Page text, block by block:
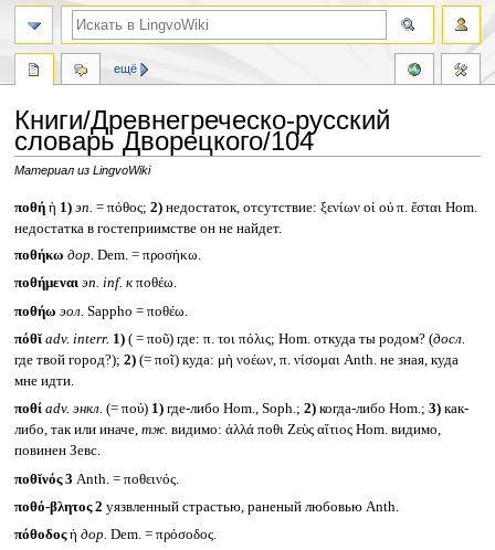
Книги/Древнегреческо-русский
словарь Дворецкого/104
Материал из LingvoWiki
Перейти
к
навигации
Перейти
к
поиску
ποθή ἡ 1) эп. = πόθος; 2)недостаток, отсутствие: ξενίων οἱ οὐ π. ἔσται Hom.
недостатка в гостеприимстве он не найдет.
ποθήκω дор. Dem. = προσήκω.
ποθήμεναι эп. inf. кποθέω.
ποθήω эол. Sappho = ποθέω.
πόθῐ adv. interr. 1)( = ποῦ) где: π. τοι πόλις; Hom. откуда ты родом? (досл.
где твой город?); 2)(= ποῖ) куда: μὴ νοέων, π. νίσομαι Anth. не зная, куда
мне идти.
ποθί adv. энкл. (= πού) 1)где-либо Hom., Soph.; 2)когда-либо Hom.; 3)как-
либо, так или иначе, тж. видимо: ἀλλά ποθι Ζεὺς αἴτιος Hom. видимо,
повинен Зевс.
ποθῐνός 3 Anth. = ποθεινός.
ποθό-βλητος 2 уязвленный страстью, раненый любовью Anth.
πόθοδοςἡ дор. Dem. = πρόσοδος.
ещё